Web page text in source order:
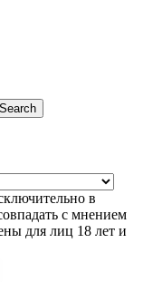
Search
в
с мнением
для лиц 18 лет и